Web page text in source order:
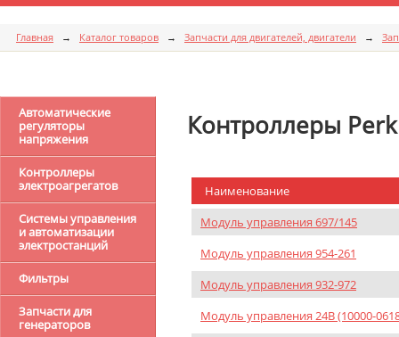
Главная → Каталог товаров → Запчасти для двигателей, двигатели →
Автоматические
регуляторы
напряжения
Контроллеры
электроагрегатов
Системы управления
и автоматизации
электростанций
Фильтры
Запчасти для
генераторов
Контроллеры
Наименование
Модуль управления 697/145
Модуль управления 954-261
Модуль управления 932-972
Модуль управления 24В (10000-